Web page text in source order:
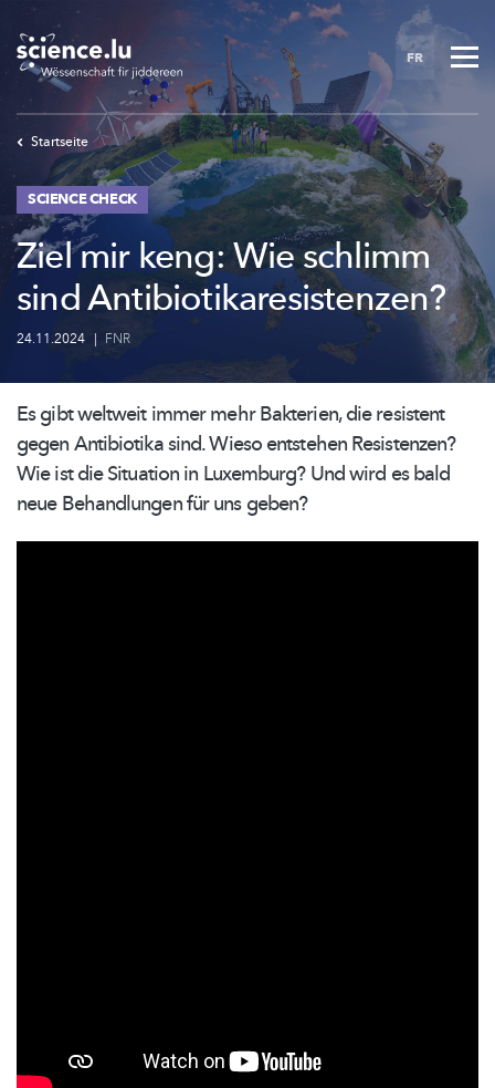
to
main
content
FR
Startseite
SCIENCE CHECK
Ziel mir keng: Wie schlimm
sind Antibiotikaresistenzen?
24.11.2024 | FNR
Es gibt weltweit immer mehr Bakterien, die resistent
gegen Antibiotika sind. Wieso entstehen Resistenzen?
Wie ist die Situation in Luxemburg? Und wird es bald
neue Behandlungen für uns geben?